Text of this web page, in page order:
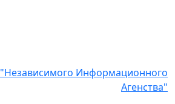
"Независимого Информационного
Агенства"